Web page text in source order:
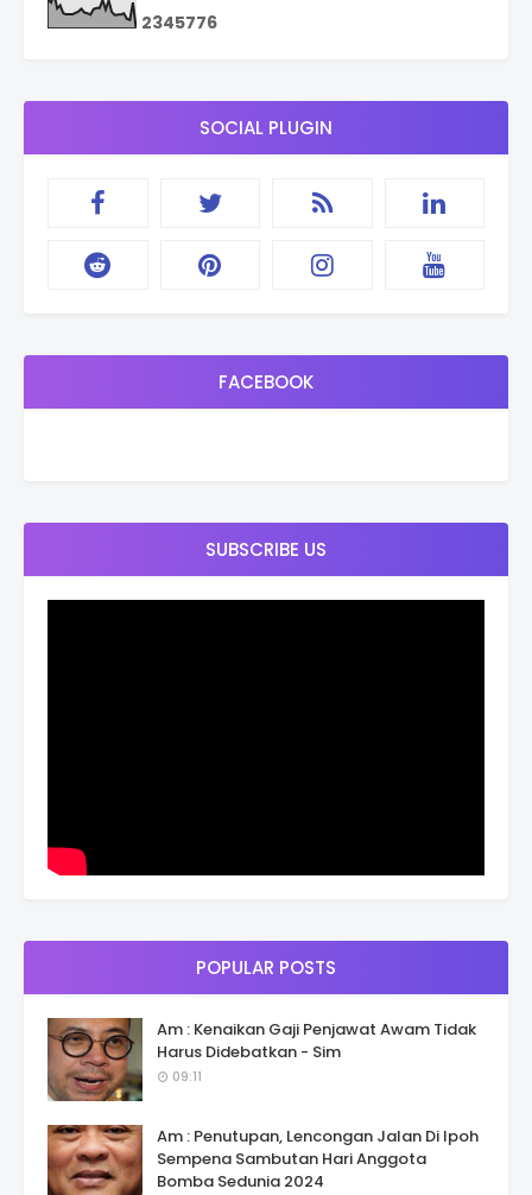
2345776
SOCIAL PLUGIN
FACEBOOK
SUBSCRIBE US
POPULAR POSTS
Am : Kenaikan Gaji Penjawat Awam Tidak
Harus Didebatkan - Sim
09:11
Am : Penutupan, Lencongan Jalan Di Ipoh
Sempena Sambutan Hari Anggota
Bomba Sedunia 2024